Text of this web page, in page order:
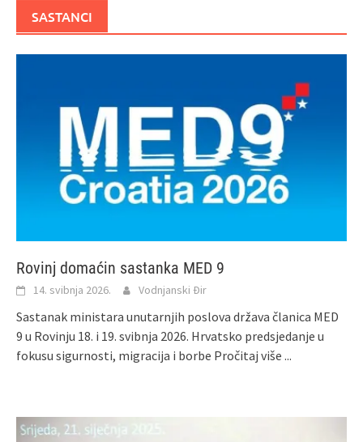
SASTANCI
Rovinj domaćin sastanka MED 9
14. svibnja 2026. Vodnjanski Đir
Sastanak ministara unutarnjih poslova država članica MED
9 u Rovinju 18. i 19. svibnja 2026. Hrvatsko predsjedanje u
fokusu sigurnosti, migracija i borbe Pročitaj više ...